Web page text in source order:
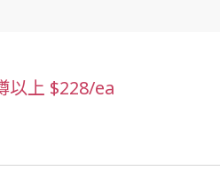
以上 $228/ea